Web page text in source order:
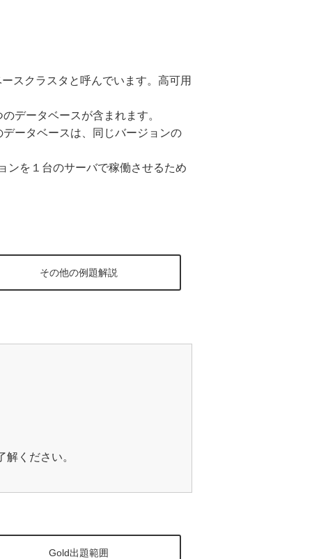
スクラスタと呼んでいます。高可用
データベースが含まれます。
ータベースは、同じバージョンの
ンを１台のサーバで稼働させるため
その他の例題解説
ください。
Gold出題範囲